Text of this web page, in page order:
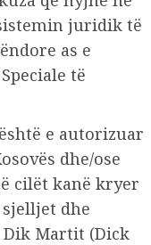
juridik të
as e
të
e autorizuar
dhe/ose
cilët kanë kryer
dhe
Dik Martit (Dick